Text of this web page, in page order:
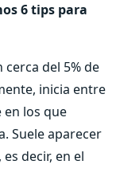
6 tips para
cerca del 5% de
inicia entre
en los que
Suele aparecer
decir, en el